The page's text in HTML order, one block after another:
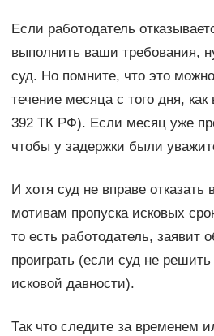
Если работодатель
выполнить ваши требования,
суд. Но помните, что это
течение месяца с того дня,
392 ТК РФ). Если месяц уже
чтобы у задержки были
И хотя суд не вправе отказать
мотивам пропуска исковых
то есть работодатель, заявит
проиграть (если суд не решить
исковой давности).
Так что следите за временем